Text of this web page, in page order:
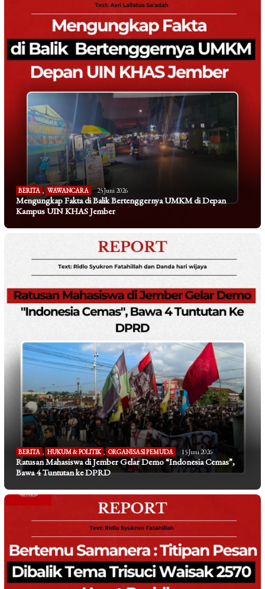
BERITA , WAWANCARA 25 Juni 2026
Mengungkap Fakta di Balik Bertenggernya UMKM di Depan
Kampus UIN KHAS Jember
BERITA , HUKUM & POLITIK , ORGANISASI PEMUDA 15 Juni 2026
Ratusan Mahasiswa di Jember Gelar Demo “Indonesia Cemas”,
Bawa 4 Tuntutan ke DPRD